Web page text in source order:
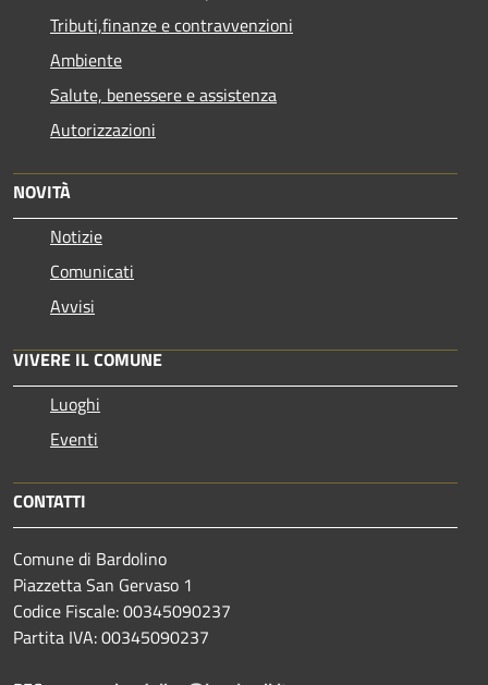
Tributi,finanze e contravvenzioni
Ambiente
Salute, benessere e assistenza
Autorizzazioni
NOVITÀ
Notizie
Comunicati
Avvisi
VIVERE IL COMUNE
Luoghi
Eventi
CONTATTI
Comune di Bardolino
Piazzetta San Gervaso 1
Codice Fiscale: 00345090237
Partita IVA: 00345090237